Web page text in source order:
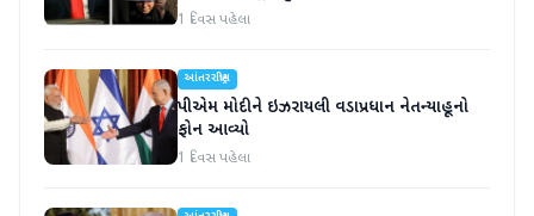
1 દિવસ પહેલા
આંતરરાષ્ટ્રીય
પીએમ મોદીને ઇઝરાયલી વડાપ્રધાન નેતન્યાહૂનો
ફોન આવ્યો
1 દિવસ પહેલા